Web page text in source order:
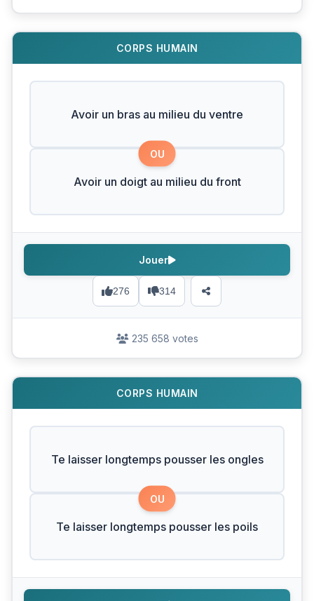
CORPS HUMAIN
Avoir un bras au milieu du ventre
OU
Avoir un doigt au milieu du front
276 314
Jouer
235 658 votes
CORPS HUMAIN
Te laisser longtemps pousser les ongles
OU
Te laisser longtemps pousser les poils